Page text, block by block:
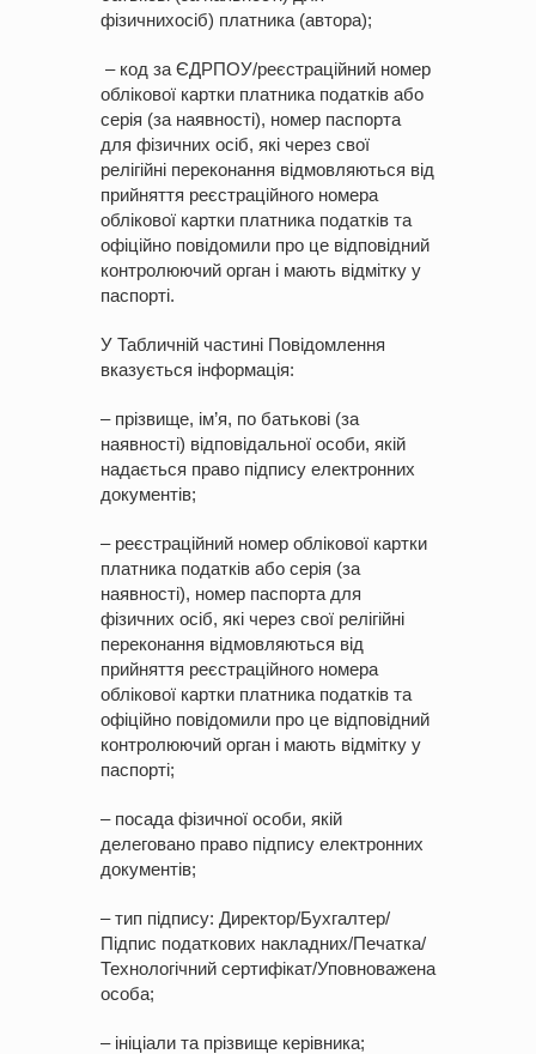
фізичнихосіб) платника (автора);
– код за ЄДРПОУ/реєстраційний номер
облікової картки платника податків або
серія (за наявності), номер паспорта
для фізичних осіб, які через свої
релігійні переконання відмовляються від
прийняття реєстраційного номера
облікової картки платника податків та
офіційно повідомили про це відповідний
контролюючий орган і мають відмітку у
паспорті.
У Табличній частині Повідомлення
вказується інформація:
– прізвище, ім’я, по батькові (за
наявності) відповідальної особи, якій
надається право підпису електронних
документів;
– реєстраційний номер облікової картки
платника податків або серія (за
наявності), номер паспорта для
фізичних осіб, які через свої релігійні
переконання відмовляються від
прийняття реєстраційного номера
облікової картки платника податків та
офіційно повідомили про це відповідний
контролюючий орган і мають відмітку у
паспорті;
– посада фізичної особи, якій
делеговано право підпису електронних
документів;
– тип підпису: Директор/Бухгалтер/
Підпис податкових накладних/Печатка/
Технологічний сертифікат/Уповноважена
особа;
– ініціали та прізвище керівника;